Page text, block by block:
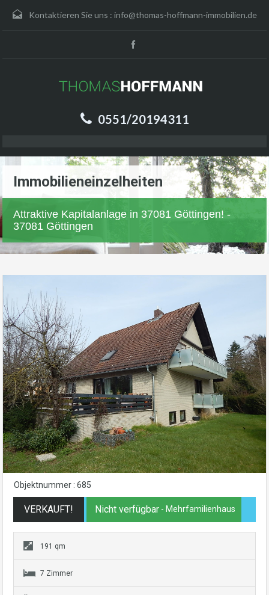
Kontaktieren Sie uns : info@thomas-hoffmann-immobilien.de
0551/20194311
Immobilieneinzelheiten
Attraktive Kapitalanlage in 37081 Göttingen! -
37081 Göttingen
Objektnummer : 685
VERKAUFT! Nicht verfügbar - Mehrfamilienhaus
191 qm
7 Zimmer